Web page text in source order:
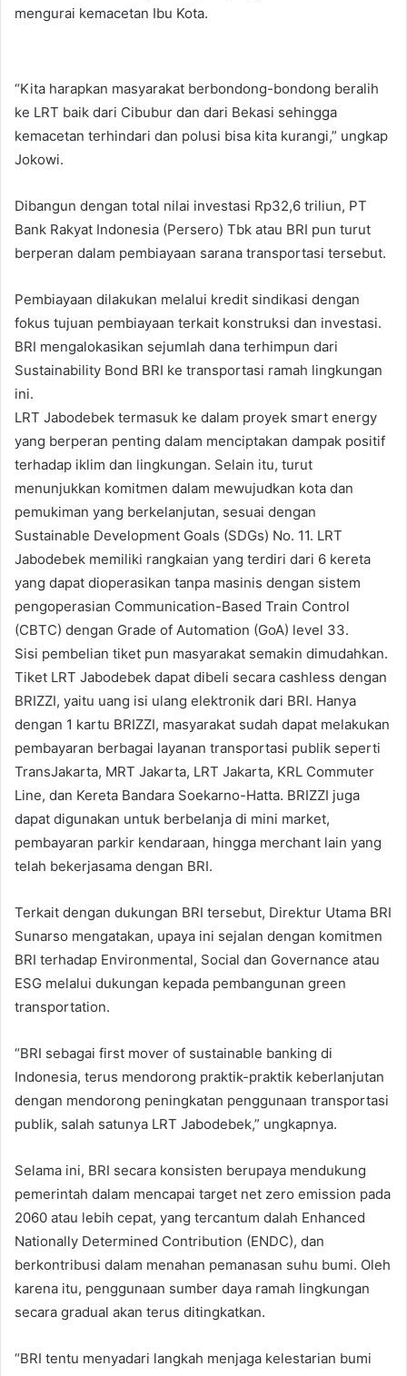
mengurai kemacetan Ibu Kota.
“Kita harapkan masyarakat berbondong-bondong beralih
ke LRT baik dari Cibubur dan dari Bekasi sehingga
kemacetan terhindari dan polusi bisa kita kurangi,” ungkap
Jokowi.
Dibangun dengan total nilai investasi Rp32,6 triliun, PT
Bank Rakyat Indonesia (Persero) Tbk atau BRI pun turut
berperan dalam pembiayaan sarana transportasi tersebut.
Pembiayaan dilakukan melalui kredit sindikasi dengan
fokus tujuan pembiayaan terkait konstruksi dan investasi.
BRI mengalokasikan sejumlah dana terhimpun dari
Sustainability Bond BRI ke transportasi ramah lingkungan
ini.
LRT Jabodebek termasuk ke dalam proyek smart energy
yang berperan penting dalam menciptakan dampak positif
terhadap iklim dan lingkungan. Selain itu, turut
menunjukkan komitmen dalam mewujudkan kota dan
pemukiman yang berkelanjutan, sesuai dengan
Sustainable Development Goals (SDGs) No. 11. LRT
Jabodebek memiliki rangkaian yang terdiri dari 6 kereta
yang dapat dioperasikan tanpa masinis dengan sistem
pengoperasian Communication-Based Train Control
(CBTC) dengan Grade of Automation (GoA) level 33.
Sisi pembelian tiket pun masyarakat semakin dimudahkan.
Tiket LRT Jabodebek dapat dibeli secara cashless dengan
BRIZZI, yaitu uang isi ulang elektronik dari BRI. Hanya
dengan 1 kartu BRIZZI, masyarakat sudah dapat melakukan
pembayaran berbagai layanan transportasi publik seperti
TransJakarta, MRT Jakarta, LRT Jakarta, KRL Commuter
Line, dan Kereta Bandara Soekarno-Hatta. BRIZZI juga
dapat digunakan untuk berbelanja di mini market,
pembayaran parkir kendaraan, hingga merchant lain yang
telah bekerjasama dengan BRI.
Terkait dengan dukungan BRI tersebut, Direktur Utama BRI
Sunarso mengatakan, upaya ini sejalan dengan komitmen
BRI terhadap Environmental, Social dan Governance atau
ESG melalui dukungan kepada pembangunan green
transportation.
“BRI sebagai first mover of sustainable banking di
Indonesia, terus mendorong praktik-praktik keberlanjutan
dengan mendorong peningkatan penggunaan transportasi
publik, salah satunya LRT Jabodebek,” ungkapnya.
Selama ini, BRI secara konsisten berupaya mendukung
pemerintah dalam mencapai target net zero emission pada
2060 atau lebih cepat, yang tercantum dalah Enhanced
Nationally Determined Contribution (ENDC), dan
berkontribusi dalam menahan pemanasan suhu bumi. Oleh
karena itu, penggunaan sumber daya ramah lingkungan
secara gradual akan terus ditingkatkan.
“BRI tentu menyadari langkah menjaga kelestarian bumi